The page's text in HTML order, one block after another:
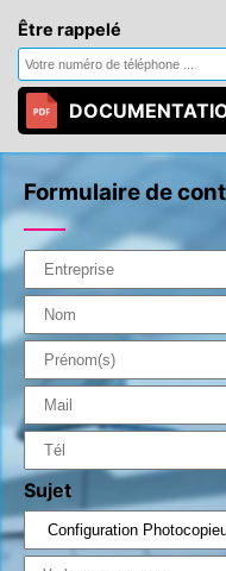
Être rappelé
Formulaire de
Sujet